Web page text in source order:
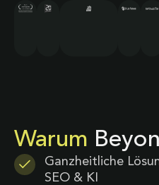
Warum
Ganzheitliche
SEO & KI